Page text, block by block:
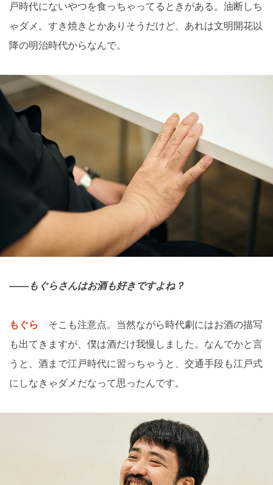
戸時代にないやつを食っちゃってるときがある。油断しち
ゃダメ。すき焼きとかありそうだけど、あれは文明開花以
降の明治時代からなんで。
――もぐらさんはお酒も好きですよね？
もぐら
そこも注意点。当然ながら時代劇にはお酒の描写
も出てきますが、僕は酒だけ我慢しました。なんでかと言
うと、酒まで江戸時代に習っちゃうと、交通手段も江戸式
にしなきゃダメだなって思ったんです。